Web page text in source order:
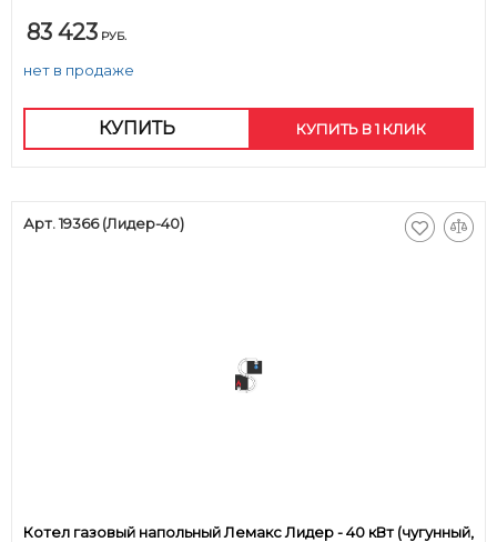
83 423 РУБ.
нет в продаже
КУПИТЬ КУПИТЬ В 1 КЛИК
Арт. 19366 (Лидер-40)
Котел газовый напольный Лемакс Лидер - 40 кВт (чугунный,